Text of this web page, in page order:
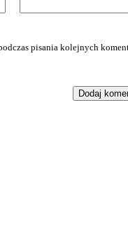
pisania kolejnych